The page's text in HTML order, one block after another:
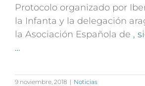
Protocolo organizado por
la Infanta y la delegación
la Asociación Española de ,
…
9 noviembre, 2018 | Noticias